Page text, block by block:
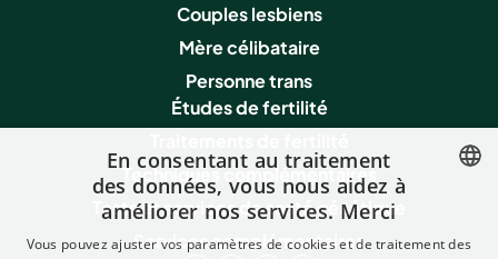
Couples lesbiens
Mère célibataire
Personne trans
Études de fertilité
Techniques complémentaires
Tests et services de santé génétique
Services complémentaires
FRENCH
En consentant au traitement
des données, vous nous aidez à
améliorer nos services. Merci
Vous pouvez ajuster vos paramètres de cookies et de traitement des